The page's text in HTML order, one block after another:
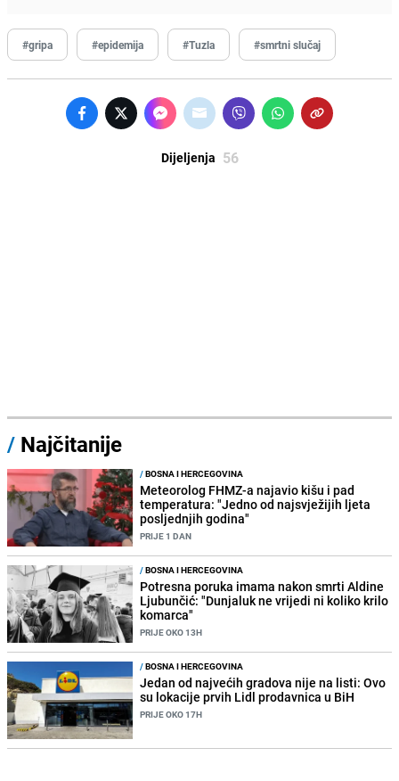
#gripa #epidemija #Tuzla #smrtni slučaj
Dijeljenja 56
/ Najčitanije
/BOSNA I HERCEGOVINA
Meteorolog FHMZ-a najavio kišu i pad
temperatura: "Jedno od najsvježijih ljeta
posljednjih godina"
PRIJE 1 DAN
/BOSNA I HERCEGOVINA
Potresna poruka imama nakon smrti Aldine
Ljubunčić: "Dunjaluk ne vrijedi ni koliko krilo
komarca"
PRIJE OKO 13H
/BOSNA I HERCEGOVINA
Jedan od najvećih gradova nije na listi: Ovo
su lokacije prvih Lidl prodavnica u BiH
PRIJE OKO 17H